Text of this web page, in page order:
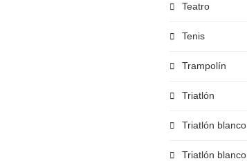
Teatro
Tenis
Trampolín
Triatlón
Triatlón blanco
Triatlón blanco